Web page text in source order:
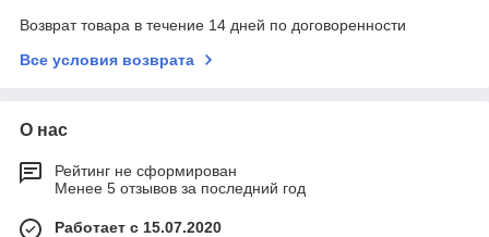
Возврат товара в течение 14 дней по договоренности
Все условия возврата
О нас
Рейтинг не сформирован
Менее 5 отзывов за последний год
Работает с 15.07.2020